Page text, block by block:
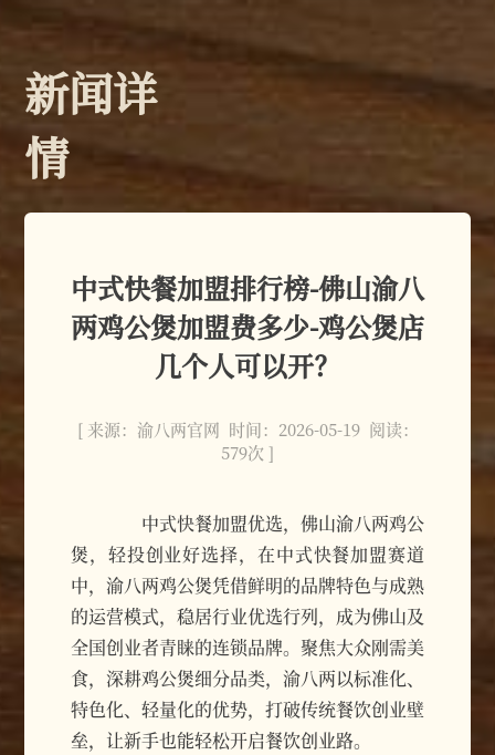
新闻详
情
中式快餐加盟排行榜-佛山渝八
两鸡公煲加盟费多少-鸡公煲店
几个人可以开？
[ 来源：渝八两官网 时间：2026-05-19 阅读：
579次 ]
中式快餐加盟优选，佛山渝八两鸡公
煲，轻投创业好选择，在中式快餐加盟赛道
中，渝八两鸡公煲凭借鲜明的品牌特色与成熟
的运营模式，稳居行业优选行列，成为佛山及
全国创业者青睐的连锁品牌。聚焦大众刚需美
食，深耕鸡公煲细分品类，渝八两以标准化、
特色化、轻量化的优势，打破传统餐饮创业壁
垒，让新手也能轻松开启餐饮创业路。